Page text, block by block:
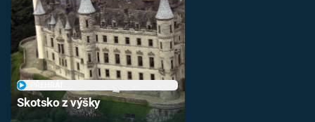
Skotsko z výšky